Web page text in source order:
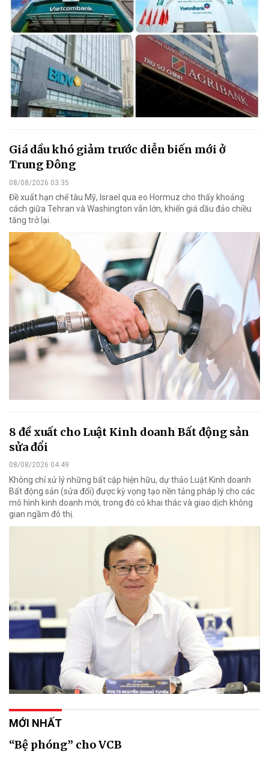
Giá dầu khó giảm trước diễn biến mới ở
Trung Đông
08/08/2026 03:35
Đề xuất hạn chế tàu Mỹ, Israel qua eo Hormuz cho thấy khoảng
cách giữa Tehran và Washington vẫn lớn, khiến giá dầu đảo chiều
tăng trở lại.
8 đề xuất cho Luật Kinh doanh Bất động sản
sửa đổi
08/08/2026 04:49
Không chỉ xử lý những bất cập hiện hữu, dự thảo Luật Kinh doanh
Bất động sản (sửa đổi) được kỳ vọng tạo nền tảng pháp lý cho các
mô hình kinh doanh mới, trong đó có khai thác và giao dịch không
gian ngầm đô thị.
MỚI NHẤT
“Bệ phóng” cho VCB